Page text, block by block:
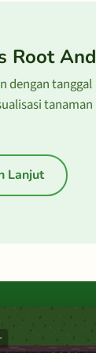
Root
dengan tanggal
tanaman
Lanjut